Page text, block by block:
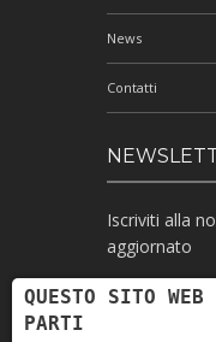
News
Contatti
Iscriviti alla
aggiornato
QUESTO SITO
PARTI